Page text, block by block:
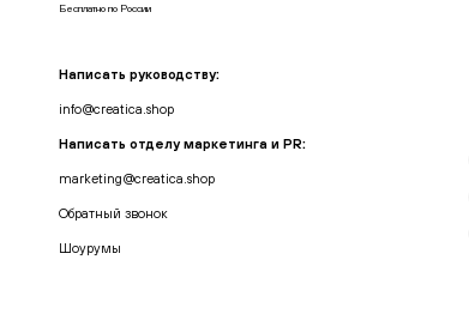
Бесплатно по России
Написать руководству:
info@creatica.shop
Написать отделу маркетинга и PR:
marketing@creatica.shop
Обратный звонок
Шоурумы